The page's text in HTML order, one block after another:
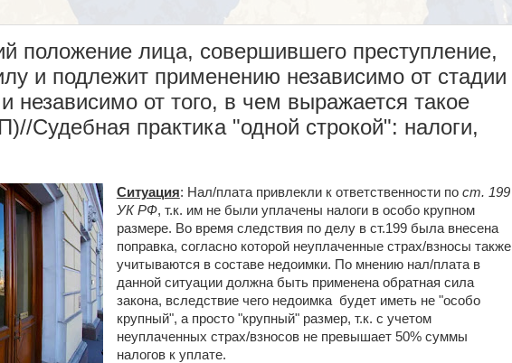
положение лица, совершившего преступление,
и подлежит применению независимо от стадии
независимо от того, в чем выражается такое
Судебная практика "одной строкой": налоги,
Ситуация: Нал/плата привлекли к ответственности по ст. 199
УК РФ, т.к. им не были уплачены налоги в особо крупном
размере. Во время следствия по делу в ст.199 была внесена
поправка, согласно которой неуплаченные страх/взносы также
учитываются в составе недоимки. По мнению нал/плата в
данной ситуации должна быть применена обратная сила
закона, вследствие чего недоимка будет иметь не "особо
крупный", а просто "крупный" размер, т.к. с учетом
неуплаченных страх/взносов не превышает 50% суммы
налогов к уплате.